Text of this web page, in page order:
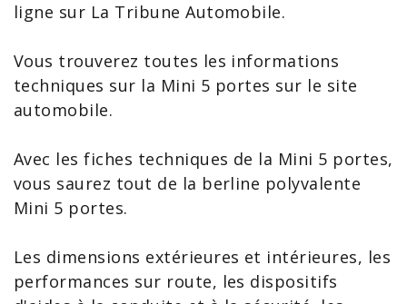
ligne sur La Tribune Automobile.
Vous trouverez toutes les informations
techniques sur la Mini 5 portes sur le site
automobile.
Avec lesfiches techniques de la Mini 5 portes,
vous saurez tout de la berline polyvalente
Mini 5 portes.
Les dimensions extérieures et intérieures, les
performances sur route, les dispositifs